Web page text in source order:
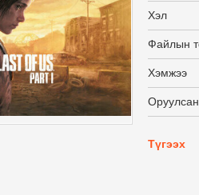
Хэл
Файлын
Хэмжээ
Оруулсан
Түгээх